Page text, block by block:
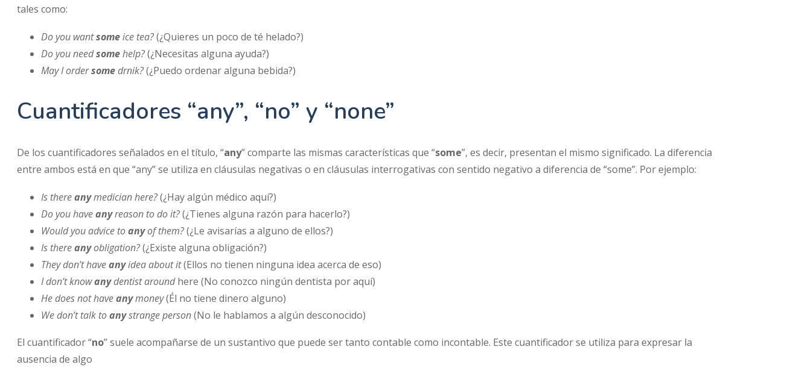
tales como:
Do you wantsomeice tea?(¿Quieres un poco de té helado?)
Do you needsomehelp?(¿Necesitas alguna ayuda?)
May I ordersomedrnik?(¿Puedo ordenar alguna bebida?)
Cuantificadores “any”, “no” y “none”
De los cuantificadores señalados en el título, “any” comparte las mismas características que “some”, es decir, presentan el mismo significado. La diferencia
entre ambos está en que “any” se utiliza en cláusulas negativas o en cláusulas interrogativas con sentido negativo a diferencia de “some”. Por ejemplo:
Is thereanymedician here?(¿Hay algún médico aquí?)
Do you haveanyreason to do it?(¿Tienes alguna razón para hacerlo?)
Would you advice toanyof them?(¿Le avisarías a alguno de ellos?)
Is thereanyobligation?(¿Existe alguna obligación?)
They don’t haveanyidea about it(Ellos no tienen ninguna idea acerca de eso)
I don’t knowanydentist aroundhere (No conozco ningún dentista por aquí)
He does not haveanymoney(Él no tiene dinero alguno)
We don’t talk toanystrange person(No le hablamos a algún desconocido)
El cuantificador “no” suele acompañarse de un sustantivo que puede ser tanto contable como incontable. Este cuantificador se utiliza para expresar la
ausencia de algo